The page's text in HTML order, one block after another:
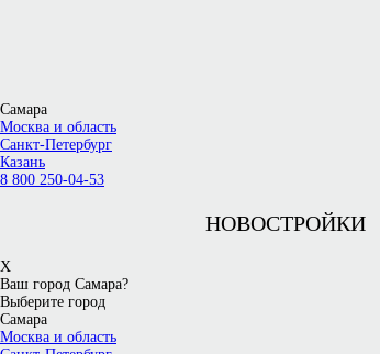
Самара
Москва и область
Санкт-Петербург
Казань
8 800 250-04-53
НОВОСТРОЙКИ
X
Ваш город Самара?
Выберите город
Самара
Москва и область